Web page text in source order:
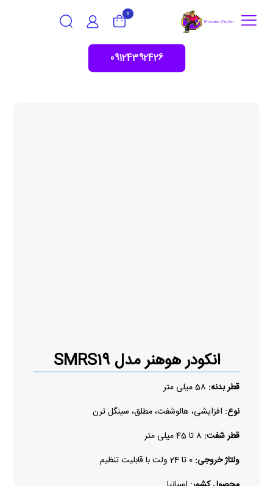
0
09124392426
انکودر هوهنر مدل SMRS19
قطر بدنه:
نوع: افزایشی، هالوشفت، مطلق، سینگل ترن
قطر شفت:
ولتاژ خروجی: 0 تا 24 ولت با قابلیت تنظیم